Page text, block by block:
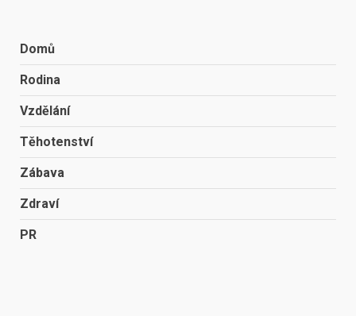
Domů
Rodina
Vzdělání
Těhotenství
Zábava
Zdraví
PR